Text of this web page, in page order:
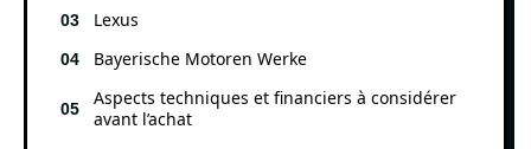
Lexus
Bayerische Motoren Werke
Aspects techniques et financiers à considérer
avant l’achat